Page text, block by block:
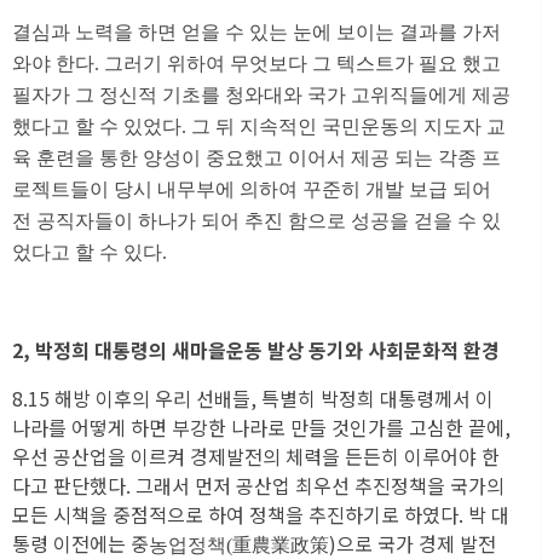
결심과 노력을 하면 얻을 수 있는 눈에 보이는 결과를 가저
와야 한다. 그러기 위하여 무엇보다 그 텍스트가 필요 했고
필자가 그 정신적 기초를 청와대와 국가 고위직들에게 제공
했다고 할 수 있었다. 그 뒤 지속적인 국민운동의 지도자 교
육 훈련을 통한 양성이 중요했고 이어서 제공 되는 각종 프
로젝트들이 당시 내무부에 의하여 꾸준히 개발 보급 되어
전 공직자들이 하나가 되어 추진 함으로 성공을 걷을 수 있
었다고 할 수 있다.
2, 박정희 대통령의 새마을운동 발상 동기와 사회문화적 환경
8.15 해방 이후의 우리 선배들, 특별히 박정희 대통령께서 이
나라를 어떻게 하면 부강한 나라로 만들 것인가를 고심한 끝에,
우선 공산업을 이르켜 경제발전의 체력을 든든히 이루어야 한
다고 판단했다. 그래서 먼저 공산업 최우선 추진정책을 국가의
모든 시책을 중점적으로 하여 정책을 추진하기로 하였다. 박 대
통령 이전에는 중농업정책(重農業政策)으로 국가 경제 발전